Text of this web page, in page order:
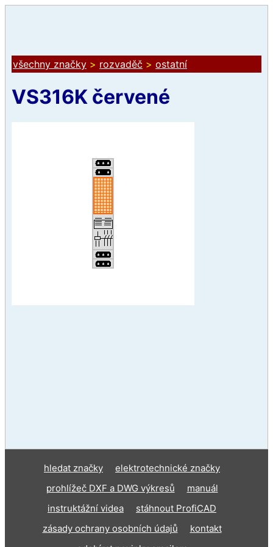
všechny značky > rozvaděč > ostatní
VS316K červené
hledat značky
elektrotechnické značky
prohlížeč DXF a DWG výkresů
manuál
instruktážní videa
stáhnout ProfiCAD
zásady ochrany osobních údajů
kontakt